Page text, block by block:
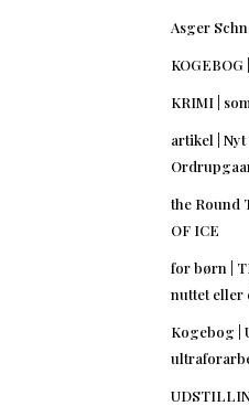
Asger
KRIMI |
artikel |
the Round
OF ICE
for børn |
nuttet eller
Kogebog |